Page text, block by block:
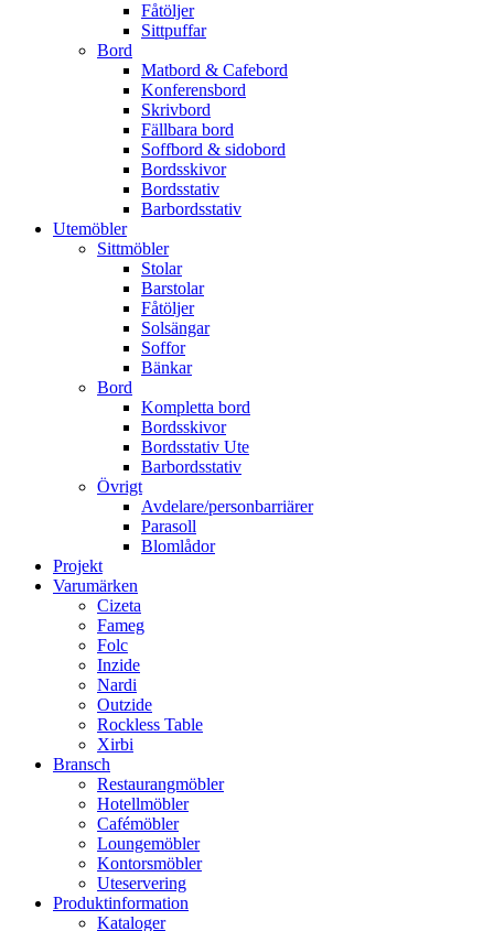
Fåtöljer
Sittpuffar
Bord
Matbord & Cafebord
Konferensbord
Skrivbord
Fällbara bord
Soffbord & sidobord
Bordsskivor
Bordsstativ
Barbordsstativ
Utemöbler
Sittmöbler
Stolar
Barstolar
Fåtöljer
Solsängar
Soffor
Bänkar
Bord
Kompletta bord
Bordsskivor
Bordsstativ Ute
Barbordsstativ
Övrigt
Avdelare/personbarriärer
Parasoll
Blomlådor
Projekt
Varumärken
Cizeta
Fameg
Folc
Inzide
Nardi
Outzide
Rockless Table
Xirbi
Bransch
Restaurangmöbler
Hotellmöbler
Cafémöbler
Loungemöbler
Kontorsmöbler
Uteservering
Produktinformation
Kataloger